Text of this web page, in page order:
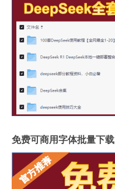
免费可商用字体批量下载